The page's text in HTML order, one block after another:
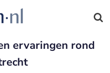
ervaringen rond